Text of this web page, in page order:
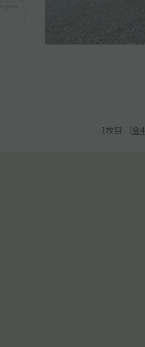
1 枚目 （全4